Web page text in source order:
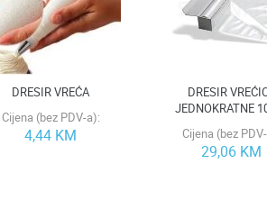
DRESIR VREĆA
Cijena (bez PDV-a):
4,44 KM
DRESIR
JEDNOKRATNE
Cijena (bez
29,06 KM